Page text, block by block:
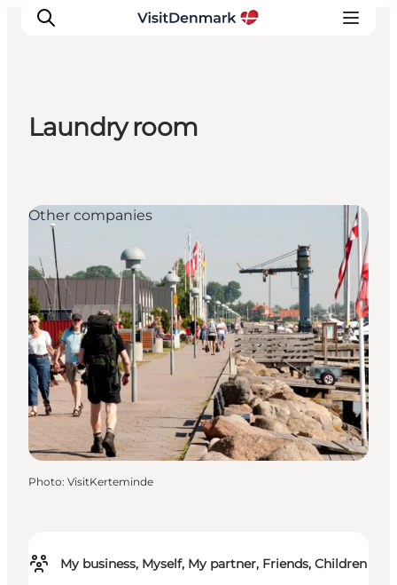
Quoi faire
Hébergements
Planifiez votre voyage
Laundry room
My business, Myself, My partner, Friends, Children
Other companies
Photo: VisitKerteminde